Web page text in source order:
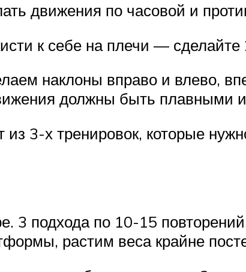
движения по часовой и
к себе на плечи — сделайте
наклоны вправо и влево,
должны быть плавными
из 3-х тренировок, которые
3 подхода по 10-15
растим веса крайне